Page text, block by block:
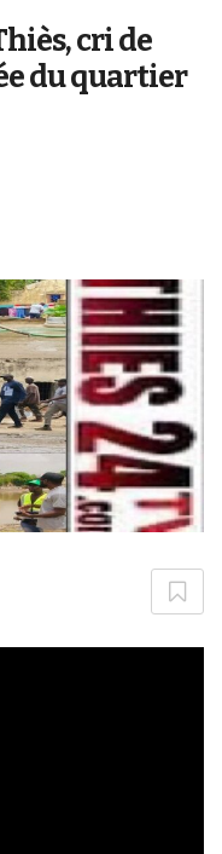
cri de
du quartier